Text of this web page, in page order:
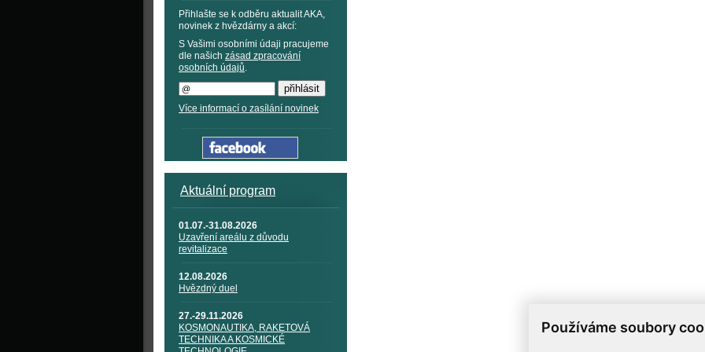
Používáme soubory
Přihlašte se k odběru aktualit AKA,
novinek z hvězdárny a akcí:
S Vašimi osobními údaji pracujeme
dle našich zásad zpracování
osobních údajů.
Více informací o zasílání novinek
Aktuální program
01.07.-31.08.2026
Uzavření areálu z důvodu
revitalizace
12.08.2026
Hvězdný duel
27.-29.11.2026
KOSMONAUTIKA, RAKETOVÁ
TECHNIKA A KOSMICKÉ